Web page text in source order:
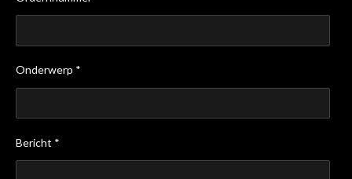
Onderwerp *
Bericht *